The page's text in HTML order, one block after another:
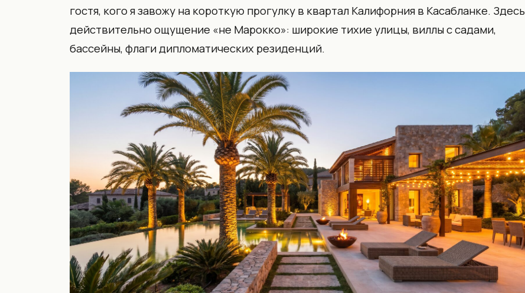
гостя, кого я завожу на короткую прогулку в квартал Калифорния в Касабланке. Здесь
действительно ощущение «не Марокко»: широкие тихие улицы, виллы с садами,
бассейны, флаги дипломатических резиденций.